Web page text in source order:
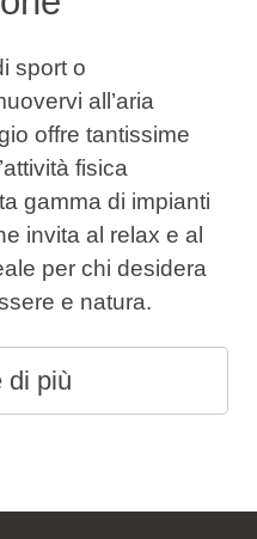
sport o
all’aria
offre tantissime
fisica
gamma di impianti
invita al relax e al
per chi desidera
e natura.
di più